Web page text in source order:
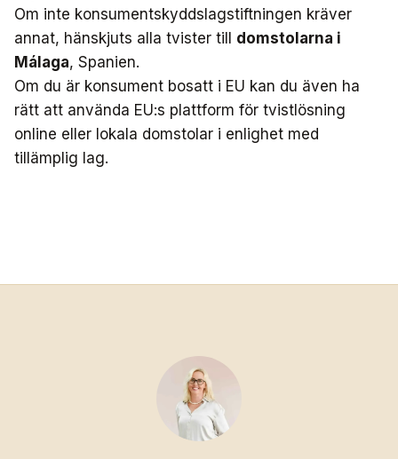
Om inte konsumentskyddslagstiftningen kräver
annat, hänskjuts alla tvister till domstolarna i
Málaga, Spanien.
Om du är konsument bosatt i EU kan du även ha
rätt att använda EU:s plattform för tvistlösning
online eller lokala domstolar i enlighet med
tillämplig lag.